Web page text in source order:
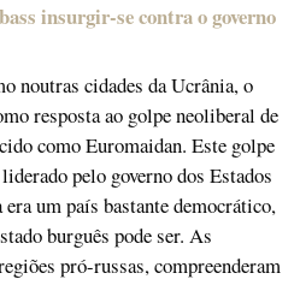
insurgir-se contra o governo
noutras cidades da Ucrânia, o
resposta ao golpe neoliberal de
como Euromaidan. Este golpe
pelo governo dos Estados
um país bastante democrático,
burguês pode ser. As
pró-russas, compreenderam